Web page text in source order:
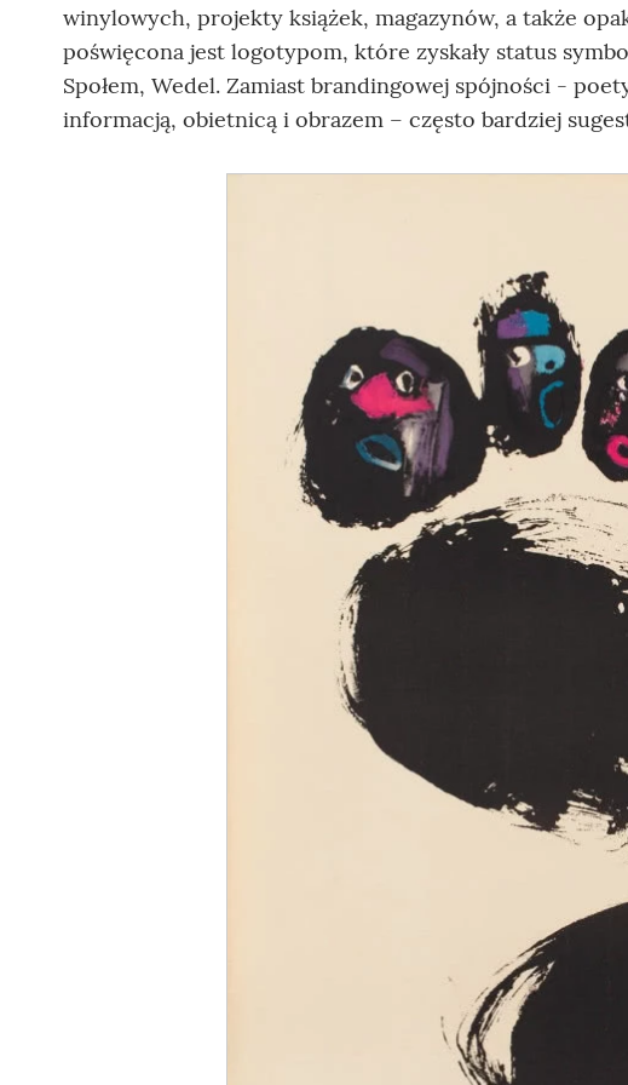
winylowych, projekty książek, magazynów, a także
poświęcona jest logotypom, które zyskały status
Społem, Wedel. Zamiast brandingowej spójności -
informacją, obietnicą i obrazem – często bardziej